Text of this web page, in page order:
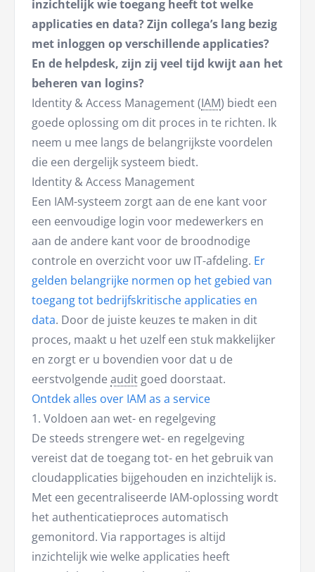
inzichtelijk wie toegang heeft tot welke
applicaties en data? Zijn collega’s lang bezig
met inloggen op verschillende applicaties?
En de helpdesk, zijn zij veel tijd kwijt aan het
beheren van logins?
Identity & Access Management (IAM) biedt een
goede oplossing om dit proces in te richten. Ik
neem u mee langs de belangrijkste voordelen
die een dergelijk systeem biedt.
Identity & Access Management
Een IAM-systeem zorgt aan de ene kant voor
een eenvoudige login voor medewerkers en
aan de andere kant voor de broodnodige
controle en overzicht voor uw IT-afdeling. Er
gelden belangrijke normen op het gebied van
toegang tot bedrijfskritische applicaties en
data. Door de juiste keuzes te maken in dit
proces, maakt u het uzelf een stuk makkelijker
en zorgt er u bovendien voor dat u de
eerstvolgende audit goed doorstaat.
Ontdek alles over IAM as a service
1. Voldoen aan wet- en regelgeving
De steeds strengere wet- en regelgeving
vereist dat de toegang tot- en het gebruik van
cloudapplicaties bijgehouden en inzichtelijk is.
Met een gecentraliseerde IAM-oplossing wordt
het authenticatieproces automatisch
gemonitord. Via rapportages is altijd
inzichtelijk wie welke applicaties heeft